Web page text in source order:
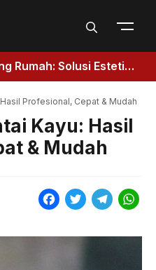
Abadi untuk
Profesional, Cepat & Mudah
Kayu: Hasil
& Mudah
F
T
T
W